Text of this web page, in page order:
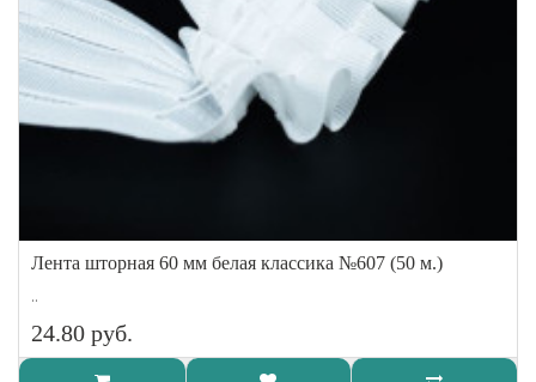
Лента шторная 60 мм белая классика №607 (50 м.)
..
24.80 руб.